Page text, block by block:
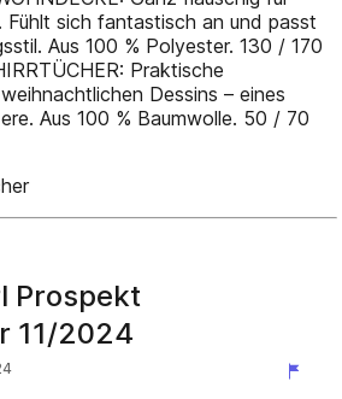
Fühlt sich fantastisch an und passt
Aus 100 % Polyester. 130 / 170
Praktische
Dessins – eines
Aus 100 % Baumwolle. 50 / 70
Prospekt
11/2024